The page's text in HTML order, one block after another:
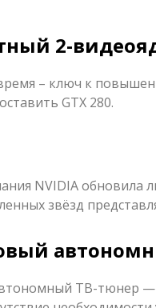
2-
– ключ к
GTX 280.
NVIDIA обновила
звёзд
ТВ-тюнер —